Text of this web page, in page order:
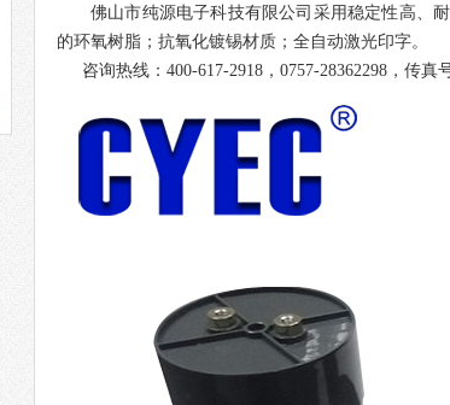
佛山市纯源电子科技有限公司采用稳定性高、
的环氧树脂；抗氧化镀锡材质； 全自动激光印字。
咨询热线： 400-617-2918， 0757-28362298，传真